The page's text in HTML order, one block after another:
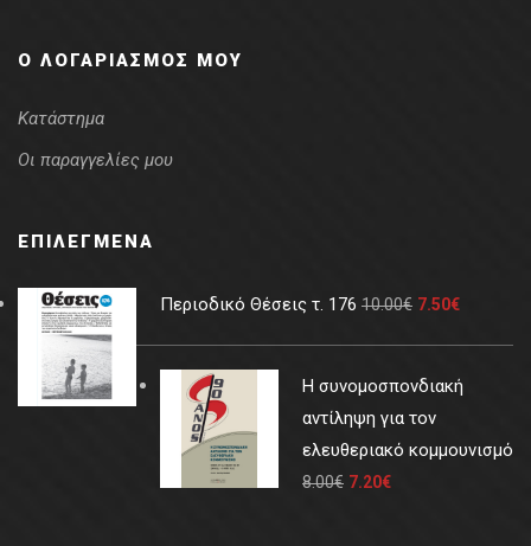
Ο ΛΟΓΑΡΙΑΣΜΌΣ ΜΟΥ
Κατάστημα
Οι παραγγελίες μου
ΕΠΙΛΕΓΜΈΝΑ
Περιοδικό Θέσεις τ. 176 10.00€ 7.50€
Η συνομοσπονδιακή
αντίληψη για τον
ελευθεριακό κομμουνισμό
8.00€ 7.20€